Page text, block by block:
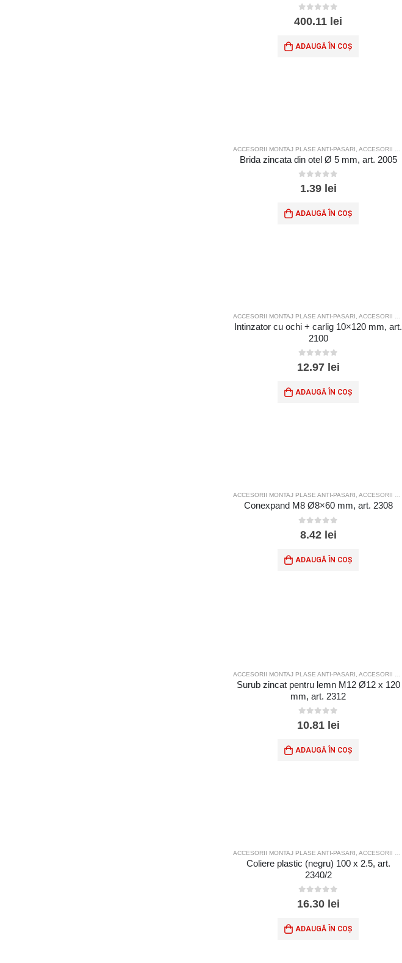
0out of 5
400.11 lei
ADAUGĂ ÎN COȘ
ACCESORII MONTAJ PLASE ANTI-PASARI ACCESORII MONTAJ PLASE SPORT
Brida zincata din otel Ø 5 mm, art. 2005
0out of 5
1.39 lei
ADAUGĂ ÎN COȘ
ACCESORII MONTAJ PLASE ANTI-PASARI, ACCESORII MONTAJ PLASE SPORT
Intinzator cu ochi + carlig 10×120 mm, art.
2100
0 out of 5
12.97 lei
ADAUGĂ ÎN COȘ
ACCESORII MONTAJ PLASE ANTI-PASARI , ACCESORII MONTAJ PLASE SPORT
Conexpand M8 Ø8×60 mm, art. 2308
out of 5
8.42 lei
ADAUGĂ ÎN COȘ
ACCESORII MONTAJ PLASE ANTI-PASARI ACCESORII MONTAJ PLASE SPORT
Surub zincat pentru lemn M12 Ø12 x 120
mm, art. 2312
0 out of 5
10.81 lei
ADAUGĂ ÎN COȘ
ACCESORII MONTAJ PLASE ANTI-PASARI ACCESORII MONTAJ PLASE SPORT
Coliere plastic (negru) 100 x 2.5, art.
2340/2
0 out of 5
16.30 lei
ADAUGĂ ÎN COȘ